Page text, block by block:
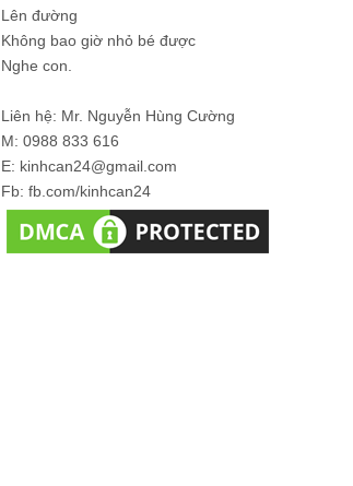
Lên đường
Không bao giờ nhỏ bé được
Nghe con.
Liên hệ: Mr. Nguyễn Hùng Cường
M: 0988 833 616
E: kinhcan24@gmail.com
Fb: fb.com/kinhcan24